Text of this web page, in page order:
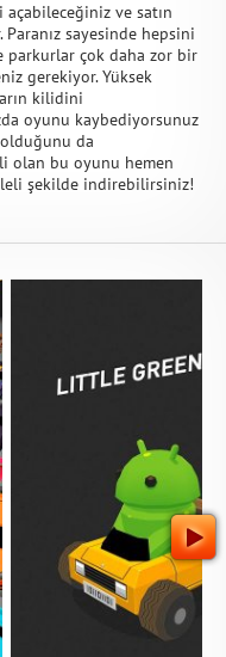
ve satın
sayesinde hepsini
parkurlar çok daha zor bir
gerekiyor. Yüksek
kilidini
oyunu kaybediyorsunuz
da
olan bu oyunu hemen
şekilde indirebilirsiniz!